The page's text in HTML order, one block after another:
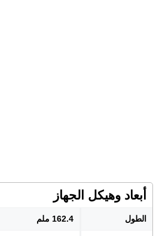
أبعاد وهيكل الجهاز
الطول 162.4 ملم